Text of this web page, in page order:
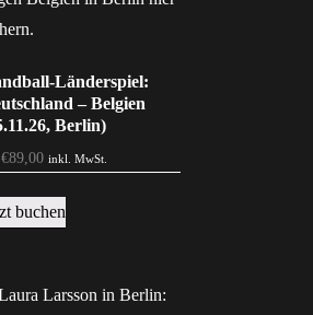
Länderspiel:
– Belgien
Berlin)
€89,00 inkl. MwSt.
buchen